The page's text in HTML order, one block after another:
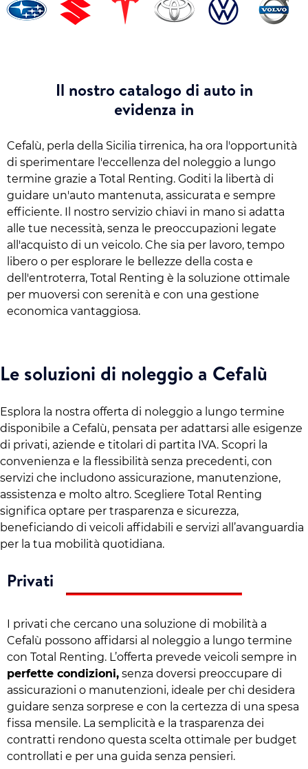
Il nostro catalogo di auto in
evidenza in
Cefalù, perla della Sicilia tirrenica, ha ora l'opportunità
di sperimentare l'eccellenza del noleggio a lungo
termine grazie a Total Renting. Goditi la libertà di
guidare un'auto mantenuta, assicurata e sempre
efficiente. Il nostro servizio chiavi in mano si adatta
alle tue necessità, senza le preoccupazioni legate
all'acquisto di un veicolo. Che sia per lavoro, tempo
libero o per esplorare le bellezze della costa e
dell'entroterra, Total Renting è la soluzione ottimale
per muoversi con serenità e con una gestione
economica vantaggiosa.
Le soluzioni di noleggio a Cefalù
Esplora la nostra offerta di noleggio a lungo termine
disponibile a Cefalù, pensata per adattarsi alle esigenze
di privati, aziende e titolari di partita IVA. Scopri la
convenienza e la flessibilità senza precedenti, con
servizi che includono assicurazione, manutenzione,
assistenza e molto altro. Scegliere Total Renting
significa optare per trasparenza e sicurezza,
beneficiando di veicoli affidabili e servizi all’avanguardia
per la tua mobilità quotidiana.
Privati
I privati che cercano una soluzione di mobilità a
Cefalù possono affidarsi al noleggio a lungo termine
con Total Renting. L’offerta prevede veicoli sempre in
perfette condizioni, senza doversi preoccupare di
assicurazioni o manutenzioni, ideale per chi desidera
guidare senza sorprese e con la certezza di una spesa
fissa mensile. La semplicità e la trasparenza dei
contratti rendono questa scelta ottimale per budget
controllati e per una guida senza pensieri.